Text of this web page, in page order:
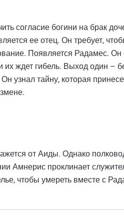
согласие богини на брак
ее отец. Он требует,
Появляется Радамес.
их ждет гибель. Выход один –
узнал тайну, которая
от Аиды. Однако
Амнерис проклинает
чтобы умереть вместе с